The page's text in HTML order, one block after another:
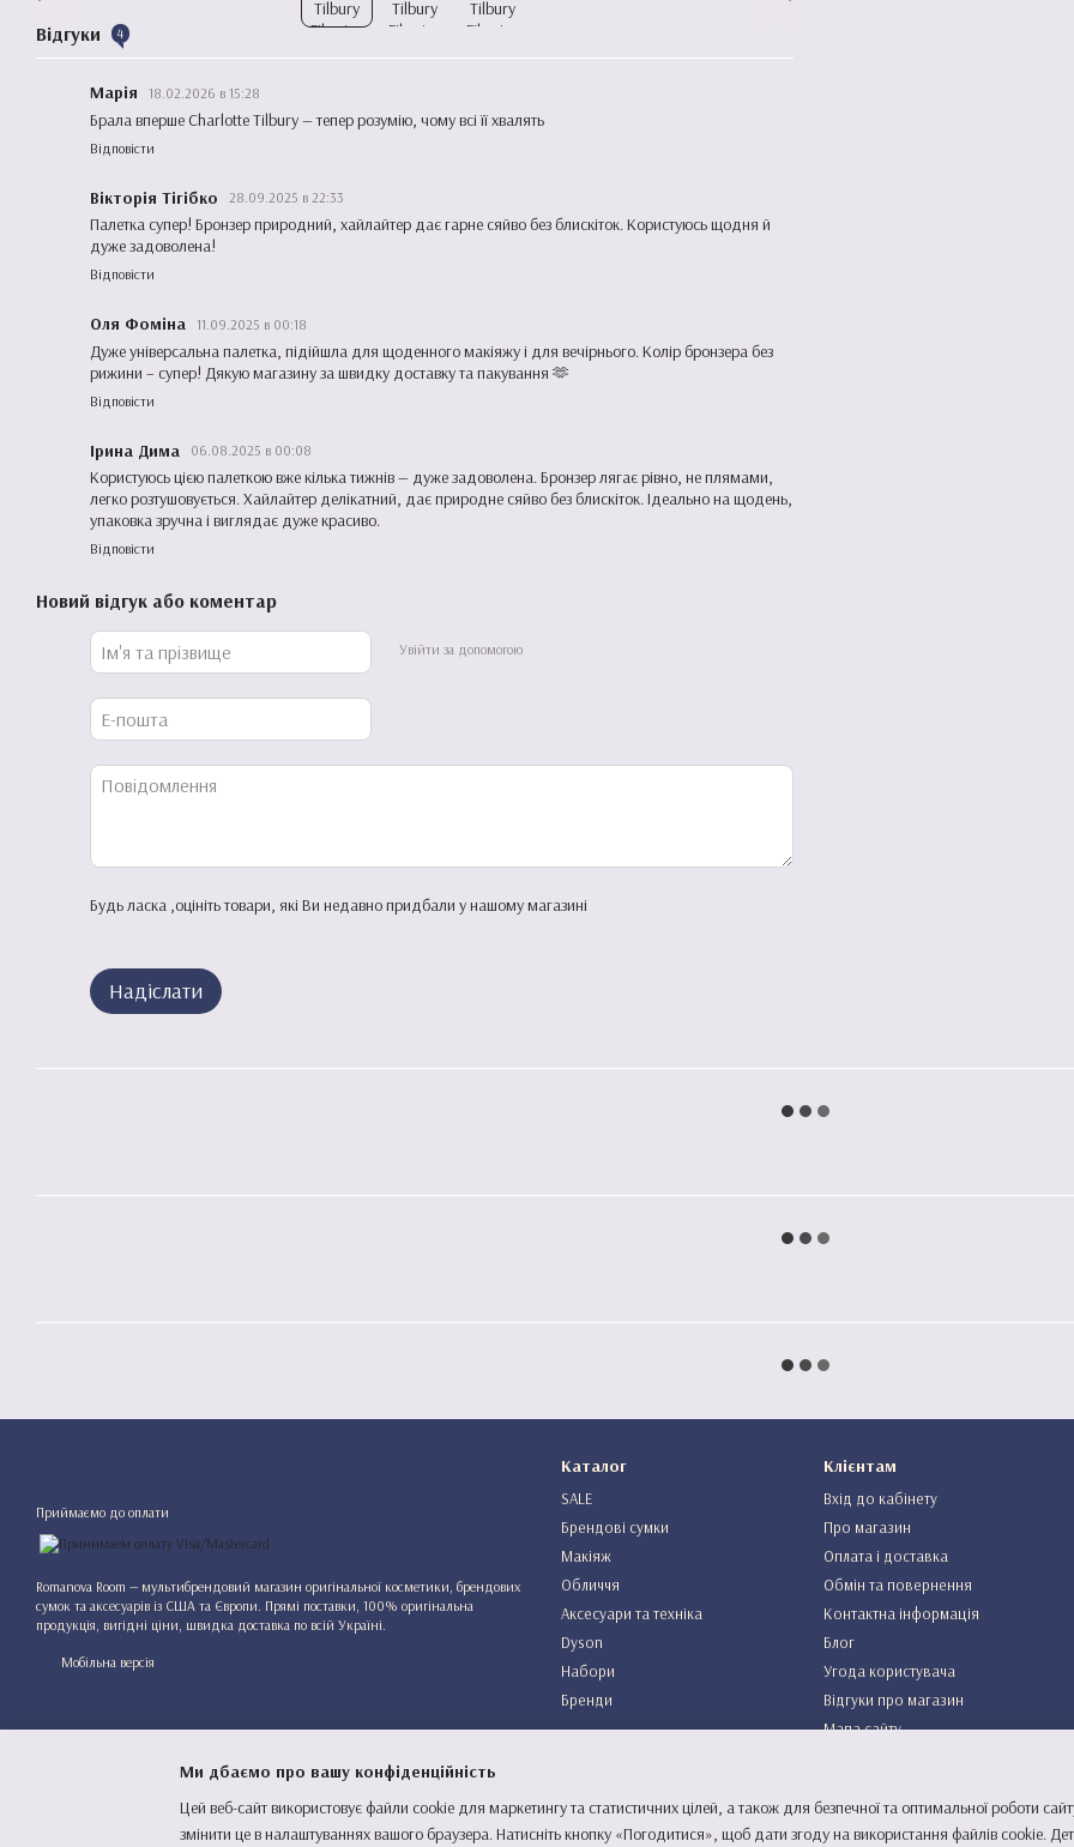
Відгуки 4
Марія 18.02.2026 в 15:28
Брала вперше Charlotte Tilbury — тепер розумію, чому всі її хвалять
Відповісти
Вікторія Тігібко 28.09.2025 в 22:33
Палетка супер! Бронзер природний, хайлайтер дає гарне сяйво без блискіток. Користуюсь щодня й
дуже задоволена!
Відповісти
Оля Фоміна 11.09.2025 в 00:18
Дуже універсальна палетка, підійшла для щоденного макіяжу і для вечірнього. Колір бронзера без
рижини – супер! Дякую магазину за швидку доставку та пакування 🫶
Відповісти
Ірина Дима 06.08.2025 в 00:08
Користуюсь цією палеткою вже кілька тижнів — дуже задоволена. Бронзер лягає рівно, не плямами,
легко розтушовується. Хайлайтер делікатний, дає природне сяйво без блискіток. Ідеально на щодень,
упаковка зручна і виглядає дуже красиво.
Відповісти
Новий відгук або коментар
Увійти за допомогою
Будь ласка ,оцініть товари, які Ви недавно придбали у нашому магазині
Надіслати
Приймаємо до оплати
Romanova Room — мультибрендовий магазин оригінальної косметики, брендових
сумок та аксесуарів із США та Європи. Прямі поставки, 100% оригінальна
продукція, вигідні ціни, швидка доставка по всій Україні.
Мобільна версія
Каталог
SALE
Брендові сумки
Макіяж
Обличчя
Аксесуари та техніка
Dyson
Набори
Бренди
Клієнтам
Вхід до кабінету
Про магазин
Оплата і доставка
Обмін та повернення
Контактна інформація
Блог
Угода користувача
Відгуки про магазин
Мапа сайту
Ми дбаємо про вашу конфіденційність
Цей веб-сайт використовує файли cookie для маркетингу та статистичних цілей, а також для безпечної та оптимальної роботи
змінити це в налаштуваннях вашого браузера. Натисніть кнопку «Погодитися», щоб дати згоду на використання файлів cookie.